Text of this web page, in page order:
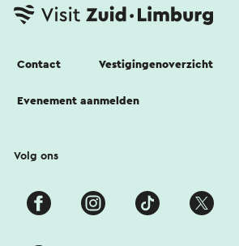
Contact Vestigingenoverzicht
Evenement aanmelden
Volg ons